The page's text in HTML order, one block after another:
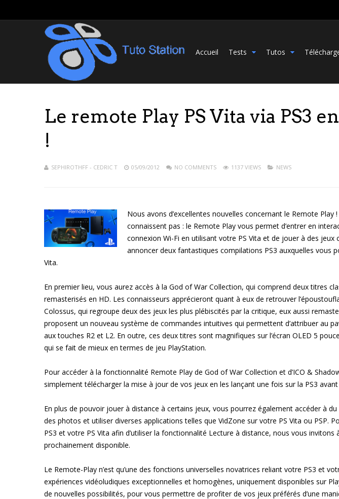
Accueil Tests Tutos
Le remote Play PS Vita via PS3
!
SEPHIROTHFF - CEDRIC T 05/09/2012 NO COMMENTS 1137 VIEWS NEWS
Nous avons d’excellentes nouvelles concernant le Remote Play
connaissent pas : le Remote Play vous permet d’entrer en
connexion Wi-Fi en utilisant votre PS Vita et de jouer à des jeux
annoncer deux fantastiques compilations PS3 auxquelles vous
Vita.
En premier lieu, vous aurez accès à la God of War Collection, qui comprend deux titres
remasterisés en HD. Les connaisseurs apprécieront quant à eux de retrouver
Colossus, qui regroupe deux des jeux les plus plébiscités par la critique, eux aussi
proposent un nouveau système de commandes intuitives qui permettent d’attribuer au
aux touches R2 et L2. En outre, ces deux titres sont magnifiques sur l’écran OLED 5
qui se fait de mieux en termes de jeu PlayStation.
Pour accéder à la fonctionnalité Remote Play de God of War Collection et d’ICO &
simplement télécharger la mise à jour de vos jeux en les lançant une fois sur la PS3 avant
En plus de pouvoir jouer à distance à certains jeux, vous pourrez également accéder à
des photos et utiliser diverses applications telles que VidZone sur votre PS Vita ou PSP.
PS3 et votre PS Vita afin d’utiliser la fonctionnalité Lecture à distance, nous vous
prochainement disponible.
Le Remote-Play n’est qu’une des fonctions universelles novatrices reliant votre PS3 et
expériences vidéoludiques exceptionnelles et homogènes, uniquement disponibles sur
de nouvelles possibilités, pour vous permettre de profiter de vos jeux préférés d’une